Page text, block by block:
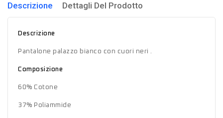
Descrizione Dettagli Del Prodotto
Descrizione
Pantalone palazzo bianco con cuori neri .
Composizione
60% Cotone
37% Poliammide